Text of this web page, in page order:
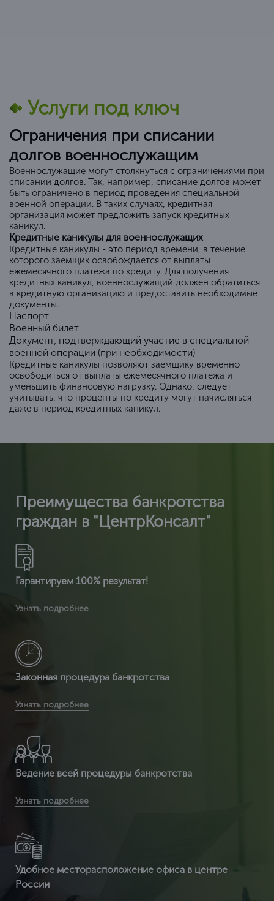
Услуги под ключ
Ограничения при списании
долгов военнослужащим
Военнослужащие могут столкнуться с ограничениями при
списании долгов. Так, например, списание долгов может
быть ограничено в период проведения специальной
военной операции. В таких случаях, кредитная
организация может предложить запуск кредитных
каникул.
Кредитные каникулы для военнослужащих
Кредитные каникулы - это период времени, в течение
которого заемщик освобождается от выплаты
ежемесячного платежа по кредиту. Для получения
кредитных каникул, военнослужащий должен обратиться
в кредитную организацию и предоставить необходимые
документы.
Паспорт
Военный билет
Документ, подтверждающий участие в специальной
военной операции (при необходимости)
Кредитные каникулы позволяют заемщику временно
освободиться от выплаты ежемесячного платежа и
уменьшить финансовую нагрузку. Однако, следует
учитывать, что проценты по кредиту могут начисляться
даже в период кредитных каникул.
Преимущества банкротства
граждан в "ЦентрКонсалт"
Гарантируем 100% результат!
сертификат ИСО 14001 + расширенный сертификат по
Узнать подробнее
Законная процедура банкротства
являемся сертификационным центром и делаем
Узнать подробнее
Ведение всей процедуры банкротства
14001 от 2 часов
Узнать подробнее
Удобное месторасположение офиса в центре
России